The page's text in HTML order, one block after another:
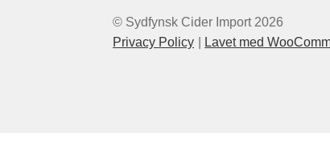
© Sydfynsk Cider Import 2026
Privacy Policy
Lavet med